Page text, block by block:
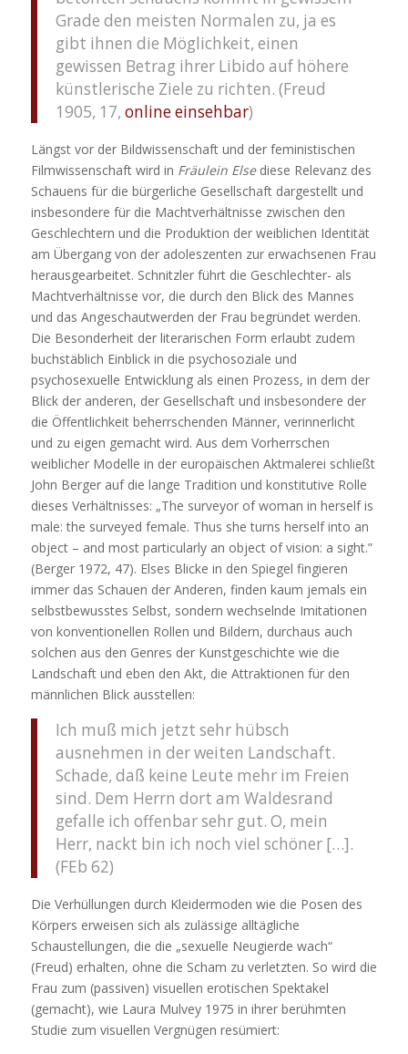
Grade den meisten Normalen zu, ja es
gibt ihnen die Möglichkeit, einen
gewissen Betrag ihrer Libido auf höhere
künstlerische Ziele zu richten. (Freud
1905, 17, online einsehbar)
Längst vor der Bildwissenschaft und der feministischen
Filmwissenschaft wird in Fräulein Elsediese Relevanz des
Schauens für die bürgerliche Gesellschaft dargestellt und
insbesondere für die Machtverhältnisse zwischen den
Geschlechtern und die Produktion der weiblichen Identität
am Übergang von der adoleszenten zur erwachsenen Frau
herausgearbeitet. Schnitzler führt die Geschlechter- als
Machtverhältnisse vor, die durch den Blick des Mannes
und das Angeschautwerden der Frau begründet werden.
Die Besonderheit der literarischen Form erlaubt zudem
buchstäblich Einblick in die psychosoziale und
psychosexuelle Entwicklung als einen Prozess, in dem der
Blick der anderen, der Gesellschaft und insbesondere der
die Öffentlichkeit beherrschenden Männer, verinnerlicht
und zu eigen gemacht wird. Aus dem Vorherrschen
weiblicher Modelle in der europäischen Aktmalerei schließt
John Berger auf die lange Tradition und konstitutive Rolle
dieses Verhältnisses: „The surveyor of woman in herself is
male: the surveyed female. Thus she turns herself into an
object – and most particularly an object of vision: a sight.”
(Berger 1972, 47). Elses Blicke in den Spiegel fingieren
immer das Schauen der Anderen, finden kaum jemals ein
selbstbewusstes Selbst, sondern wechselnde Imitationen
von konventionellen Rollen und Bildern, durchaus auch
solchen aus den Genres der Kunstgeschichte wie die
Landschaft und eben den Akt, die Attraktionen für den
männlichen Blick ausstellen:
Ich muß mich jetzt sehr hübsch
ausnehmen in der weiten Landschaft.
Schade, daß keine Leute mehr im Freien
sind. Dem Herrn dort am Waldesrand
gefalle ich offenbar sehr gut. O, mein
Herr, nackt bin ich noch viel schöner […].
(FEb 62)
Die Verhüllungen durch Kleidermoden wie die Posen des
Körpers erweisen sich als zulässige alltägliche
Schaustellungen, die die „sexuelle Neugierde wach“
(Freud) erhalten, ohne die Scham zu verletzten. So wird die
Frau zum (passiven) visuellen erotischen Spektakel
(gemacht), wie Laura Mulvey 1975 in ihrer berühmten
Studie zum visuellen Vergnügen resümiert: